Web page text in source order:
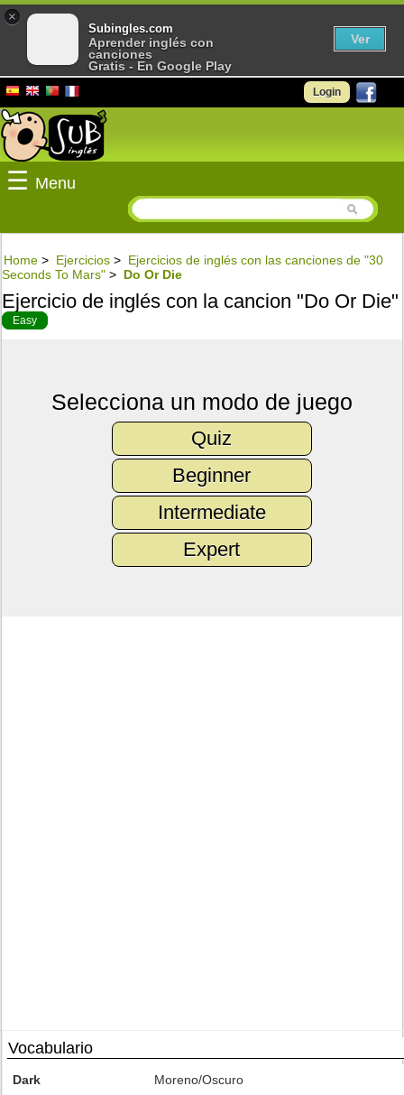
Login
☰ Menu
Home > Ejercicios > Ejercicios de inglés con las canciones de "30
Seconds To Mars" > Do Or Die
Ejercicio de inglés con la cancion "Do Or Die"
Easy
Selecciona un modo de juego
Quiz
Beginner
Intermediate
Expert
Vocabulario
Dark Moreno/Oscuro
×
Subingles.com
Aprender inglés con
canciones
Gratis - En Google Play
Ver